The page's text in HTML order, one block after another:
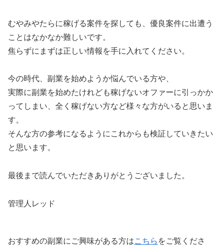
むやみやたらに稼げる案件を探しても、優良案件に出遭う
ことはなかなか難しいです。
焦らずにまずは正しい情報を手に入れてください。
今の時代、副業を始めようか悩んでいる方や、
実際に副業を始めたけれども稼げないオファーに引っかか
ってしまい、全く稼げない方など様々な方がいると思いま
す。
そんな方の参考になるようにこれからも検証していきたい
と思います。
最後まで読んでいただきありがとうございました。
管理人レッド
おすすめの副業にご興味がある方はこちら をご覧くださ